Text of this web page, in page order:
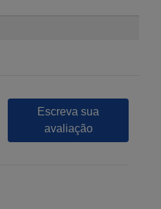
Escreva sua
avaliação